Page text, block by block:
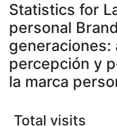
Collections
All of DSpace
Statistics for
personal
generaciones:
percepción y
la marca
Total visits